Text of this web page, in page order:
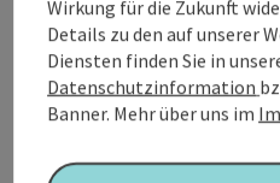
Sepp-Öller-
Sepp Öller Sporthalle
Mattighofen
Wirkung für die Zukunft
Details zu den auf unserer
Diensten finden Sie in
Datenschutzinformation
Banner. Mehr über uns im